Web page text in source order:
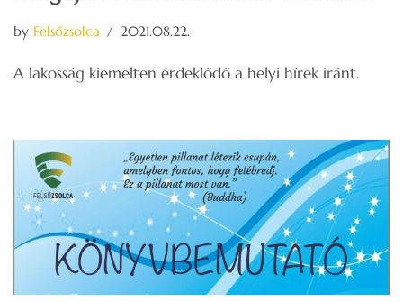
by Felsőzsolca 2021.08.22.
A lakosság kiemelten érdeklődő a helyi hírek iránt.